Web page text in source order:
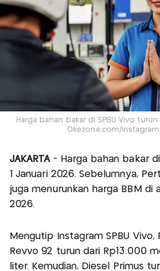
Harga bahan bakar di SPBU Vivo
Okezone.com/Instagram
JAKARTA - Harga bahan bakar
1 Januari 2026. Sebelumnya,
juga menurunkan harga BBM di
2026.
Mengutip Instagram SPBU Vivo,
Revvo 92 turun dari Rp13.000
liter. Kemudian, Diesel Primus